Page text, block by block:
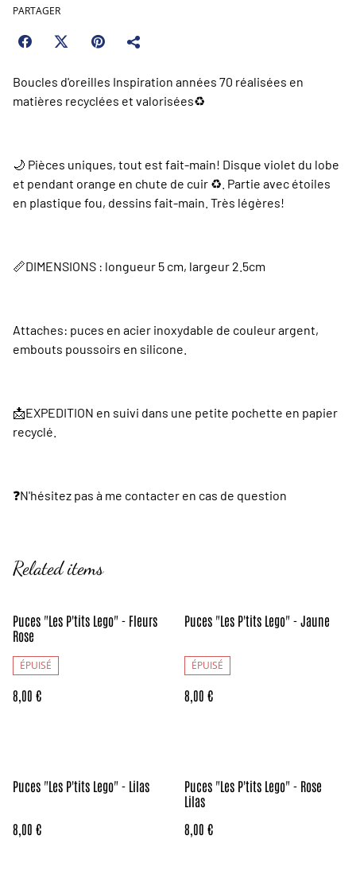
PARTAGER
Boucles d'oreilles Inspiration années 70 réalisées en
matières recyclées et valorisées♻️
🌙 Pièces uniques, tout est fait-main! Disque violet du lobe
et pendant orange en chute de cuir ♻️. Partie avec étoiles
en plastique fou, dessins fait-main. Très légères!
📏DIMENSIONS : longueur 5 cm, largeur 2.5cm
Attaches: puces en acier inoxydable de couleur argent,
embouts poussoirs en silicone.
📩EXPEDITION en suivi dans une petite pochette en papier
recyclé.
❓️N'hésitez pas à me contacter en cas de question
Related items
Puces "Les P'tits Lego" - Fleurs
Rose
ÉPUISÉ
8,00 €
Puces "Les P'tits Lego" - Jaune
ÉPUISÉ
8,00 €
Puces "Les P'tits Lego" - Lilas
8,00 €
Puces "Les P'tits Lego" - Rose
Lilas
8,00 €